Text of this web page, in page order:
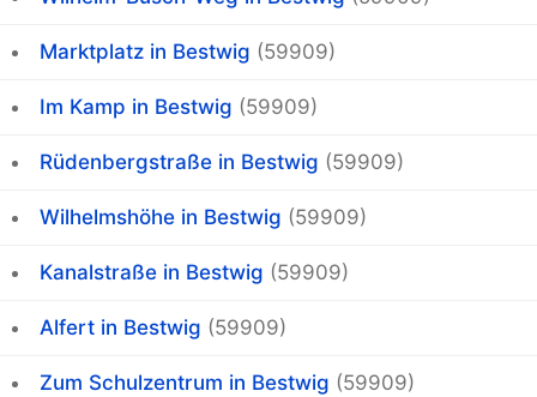
Marktplatz in Bestwig (59909)
Im Kamp in Bestwig (59909)
Rüdenbergstraße in Bestwig (59909)
Wilhelmshöhe in Bestwig (59909)
Kanalstraße in Bestwig (59909)
Alfert in Bestwig (59909)
Zum Schulzentrum in Bestwig (59909)